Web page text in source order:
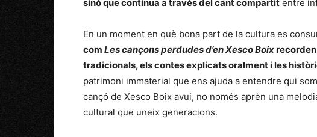
sinó que continua a través del cant compartit entre
En un moment en què bona part de la cultura es
com Les cançons perdudes d’en Xesco Boix
tradicionals, els contes explicats oralment i les
patrimoni immaterial que ens ajuda a entendre qui
cançó de Xesco Boix avui, no només aprèn una
cultural que uneix generacions.